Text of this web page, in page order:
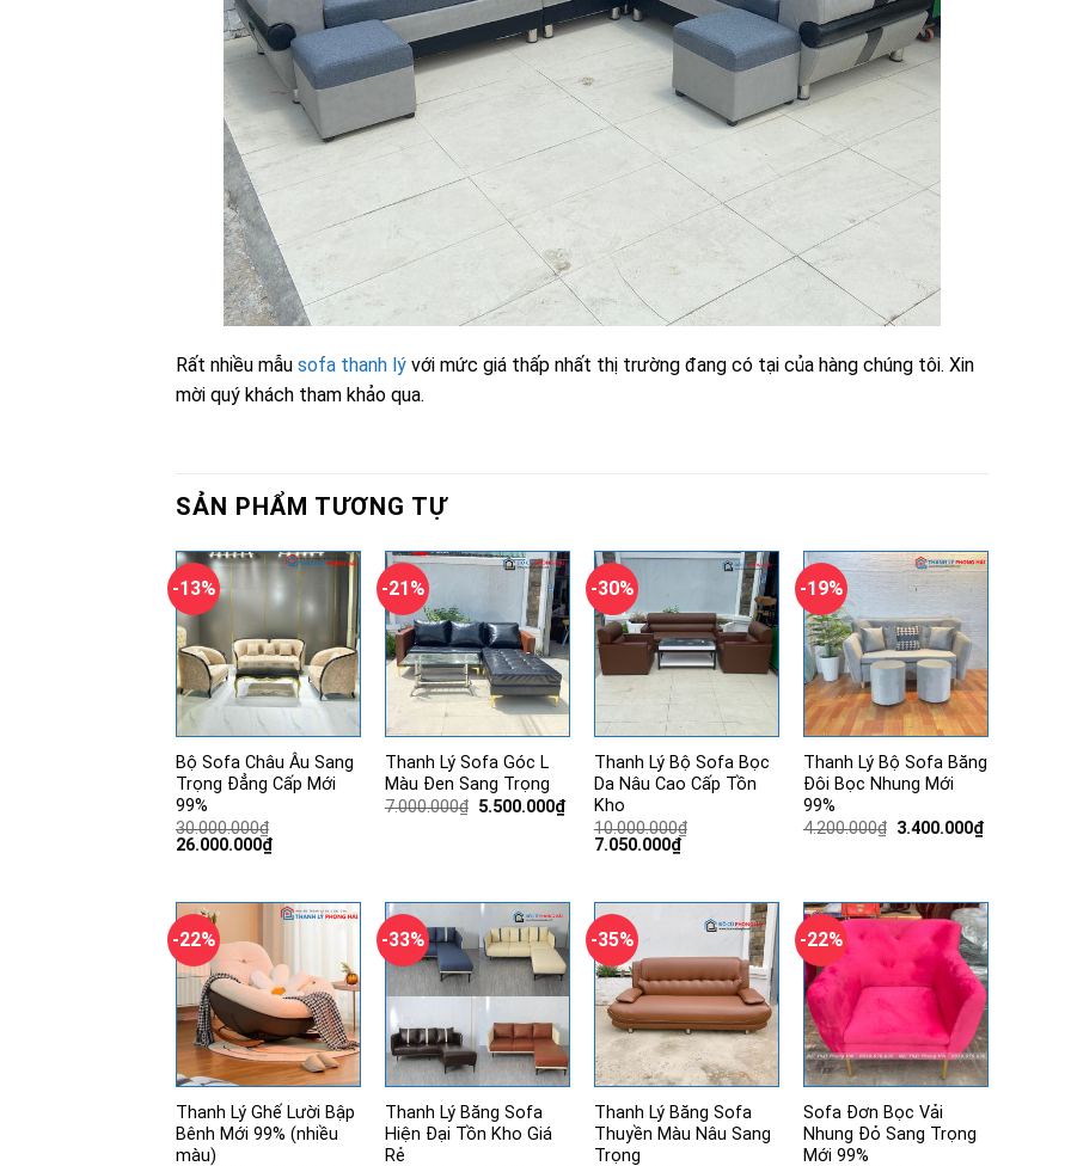
Rất nhiều mẫu sofa thanh lý với mức giá thấp nhất thị trường đang có tại của hàng chúng tôi. Xin
mời quý khách tham khảo qua.
SẢN PHẨM TƯƠNG TỰ
-13%
Bộ Sofa Châu Âu Sang
Trọng Đẳng Cấp Mới
99%
30.000.000₫
Giá
26.000.000₫Giá
hiện
26.000.000₫.
-21%
Thanh Lý Sofa Góc L
Màu Đen Sang Trọng
7.000.000₫ Giá
5.500.000₫Giá
hiện
-30%
Thanh Lý Bộ Sofa Bọc
Da Nâu Cao Cấp Tồn
Kho
10.000.000₫
Giá
7.050.000₫Giá
hiện
7.050.000₫.
-19%
Thanh Lý Bộ Sofa Băng
Đôi Bọc Nhung Mới
99%
4.200.000₫ Giá
3.400.000₫Giá
-22%
Thanh Lý Ghế Lười Bập
Bênh Mới 99% (nhiều
màu)
-33%
Thanh Lý Băng Sofa
Hiện Đại Tồn Kho Giá
Rẻ
-35%
Thanh Lý Băng Sofa
Thuyền Màu Nâu Sang
Trọng
-22%
Sofa Đơn Bọc Vải
Nhung Đỏ Sang Trọng
Mới 99%